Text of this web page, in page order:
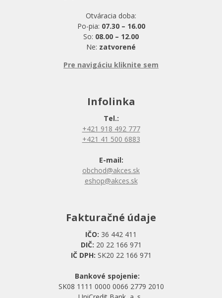
Otváracia doba:
Po-pia: 07.30 – 16.00
So: 08.00 – 12.00
Ne: zatvorené
Pre navigáciu kliknite sem
Infolinka
Tel.:
+421 918 492 777
+421 41 500 6883
E-mail:
obchod@akces.sk
eshop@akces.sk
Fakturačné údaje
IČO: 36 442 411
DIČ: 20 22 166 971
IČ DPH: SK20 22 166 971
Bankové spojenie:
SK08 1111 0000 0066 2779 2010